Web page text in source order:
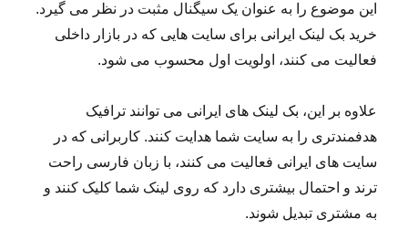
این موضوع را به عنوان یک سیگنال مثبت در نظر می گیرد.
خرید بک لینک ایرانی برای سایت هایی که در بازار داخلی
فعالیت می کنند، اولویت اول محسوب می شود.
علاوه بر این، بک لینک های ایرانی می توانند ترافیک
هدفمندتری را به سایت شما هدایت کنند. کاربرانی که در
سایت های ایرانی فعالیت می کنند، با زبان فارسی راحت
ترند و احتمال بیشتری دارد که روی لینک شما کلیک کنند و
به مشتری تبدیل شوند.